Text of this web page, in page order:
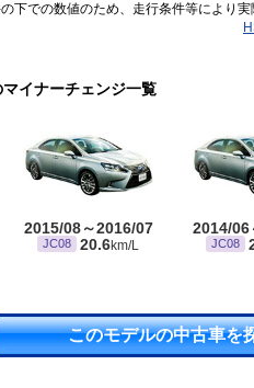
下での数値のため、走行条件等により実
マイナーチェンジ一覧
2015/08～2016/07
JC08 20.6km/L
2014/06
JC08
このモデルの中古車を